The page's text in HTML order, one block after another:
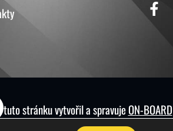
tuto stránku vytvořil a spravujeON-BOARD